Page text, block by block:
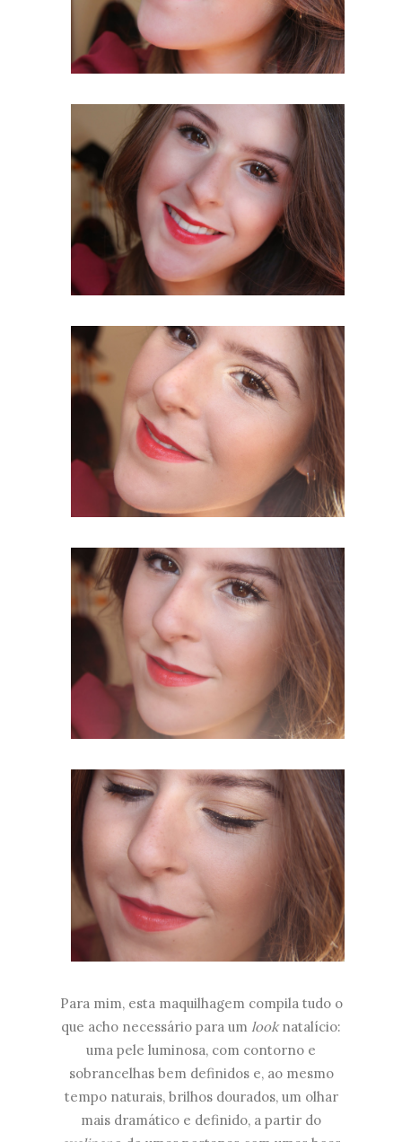
Para mim, esta maquilhagem compila tudo o
que acho necessário para um looknatalício:
uma pele luminosa, com contorno e
sobrancelhas bem definidos e, ao mesmo
tempo naturais, brilhos dourados, um olhar
mais dramático e definido, a partir do